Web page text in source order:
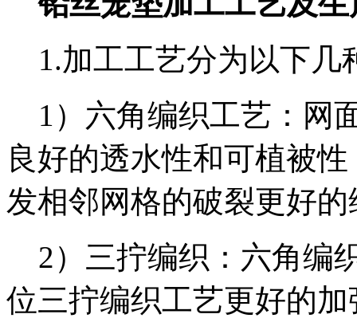
1.加工工艺分为以下几
1）六角编织工艺：网
良好的透水性和可植被
发相邻网格的破裂更好
2）三拧编织：六角编
位三拧编织工艺更好的